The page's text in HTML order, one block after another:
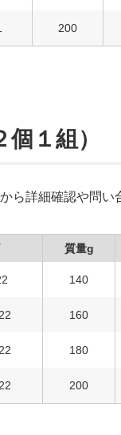
200
１組）
ら詳細確認や問い
質量g
140
160
180
200